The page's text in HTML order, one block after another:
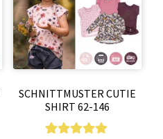
SCHNITTMUSTER CUTIE
SHIRT 62-146